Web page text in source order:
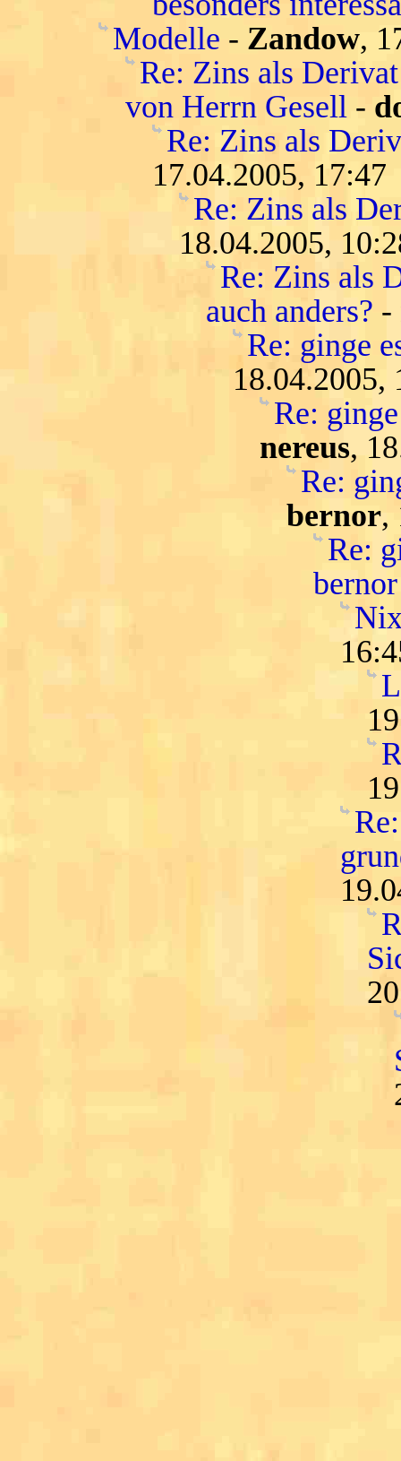
Modelle - Zandow,
Re: Zins als
von Herrn Gesell -
Re: Zins als
17.04.2005, 17:47
Re: Zins als
18.04.2005,
Re: Zins als
auch anders? -
Re: ginge
18.04.2005,
Re:
nereus,
Re:
bernor,
Re:
bernor